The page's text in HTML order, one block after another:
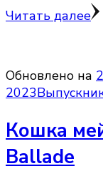
Читать далее
Обновлено на
2023
Кошка
Ballade